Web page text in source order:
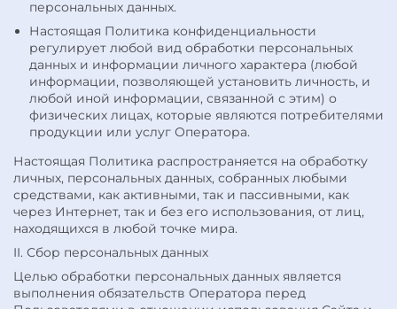
персональных данных.
Настоящая Политика конфиденциальности
регулирует любой вид обработки персональных
данных и информации личного характера (любой
информации, позволяющей установить личность, и
любой иной информации, связанной с этим) о
физических лицах, которые являются потребителями
продукции или услуг Оператора.
Настоящая Политика распространяется на обработку
личных, персональных данных, собранных любыми
средствами, как активными, так и пассивными, как
через Интернет, так и без его использования, от лиц,
находящихся в любой точке мира.
II. Сбор персональных данных
Целью обработки персональных данных является
выполнения обязательств Оператора перед